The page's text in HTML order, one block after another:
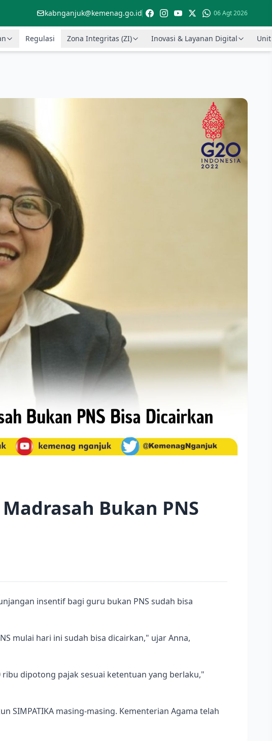
kabnganjuk@kemenag.go.id 06 Agt 2026
Regulasi Zona Integritas (ZI) Inovasi & Layanan Digital
Bukan PNS
insentif bagi guru bukan PNS sudah bisa
mulai hari ini sudah bisa dicairkan," ujar Anna,
dipotong pajak sesuai ketentuan yang berlaku,"
SIMPATIKA masing-masing. Kementerian Agama telah